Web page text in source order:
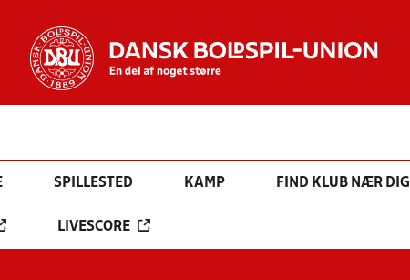
SPILLESTED KAMP FIND KLUB NÆR DIG
LIVESCORE